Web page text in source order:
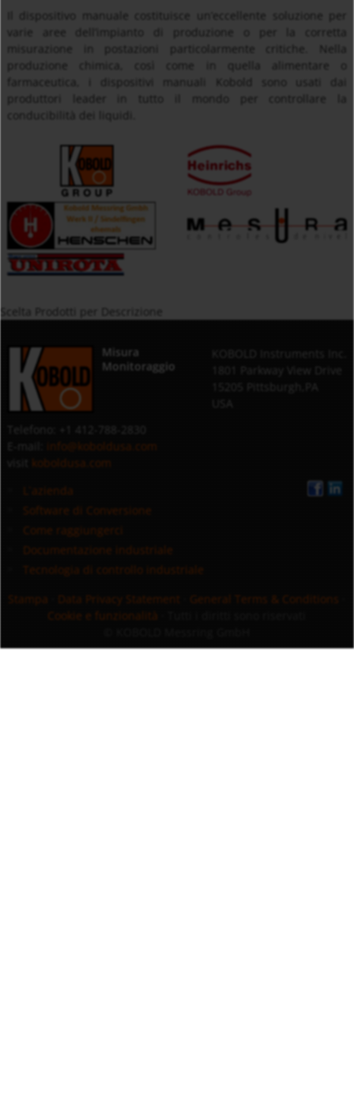
Il dispositivo manuale costituisce un’eccellente soluzione per
varie aree dell’impianto di produzione o per la corretta
misurazione in postazioni particolarmente critiche. Nella
farmaceutica, i dispositivi manuali Kobold sono usati dai
Misura
Monitoraggio
info@koboldusa.com
koboldusa.com
L`azienda
Software di Conversione
Come raggiungerci
Documentazione industriale
Tecnologia di controllo industriale
Stampa
Data Privacy Statement General Terms & Conditions
Cookie e funzionalità